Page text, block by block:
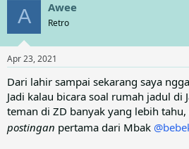
i
s
:
A Awee
Retro
Apr 23, 2021
Dari lahir sampai sekarang saya
Jadi kalau bicara soal rumah jadul di
teman di ZD banyak yang lebih
postingan pertama dari Mbak